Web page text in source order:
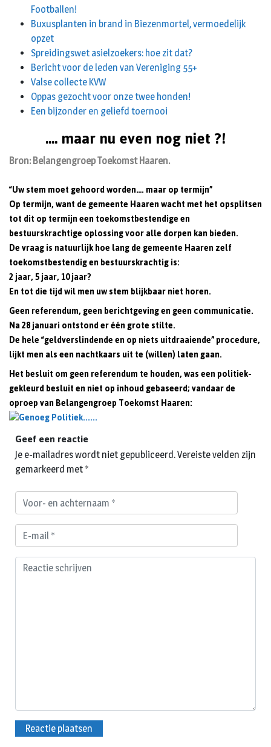
Footballen!
Buxusplanten in brand in Biezenmortel, vermoedelijk
opzet
Spreidingswet asielzoekers: hoe zit dat?
Bericht voor de leden van Vereniging 55+
Valse collecte KVW
Oppas gezocht voor onze twee honden!
Een bijzonder en geliefd toernooi
…. maar nu even nog niet ?!
Bron: Belangengroep Toekomst Haaren.
“Uw stem moet gehoord worden…. maar op termijn”
Op termijn, want de gemeente Haaren wacht met het opsplitsen
tot dit op termijn een toekomstbestendige en
bestuurskrachtige oplossing voor alle dorpen kan bieden.
De vraag is natuurlijk hoe lang de gemeente Haaren zelf
toekomstbestendig en bestuurskrachtig is:
2 jaar, 5 jaar, 10 jaar?
En tot die tijd wil men uw stem blijkbaar niet horen.
Geen referendum, geen berichtgeving en geen communicatie.
Na 28 januari ontstond er één grote stilte.
De hele “geldverslindende en op niets uitdraaiende” procedure,
lijkt men als een nachtkaars uit te (willen) laten gaan.
Het besluit om geen referendum te houden, was een politiek-
gekleurd besluit en niet op inhoud gebaseerd; vandaar de
oproep van Belangengroep Toekomst Haaren:
Geef een reactie
Je e-mailadres wordt niet gepubliceerd.Vereiste velden zijn
gemarkeerd met *